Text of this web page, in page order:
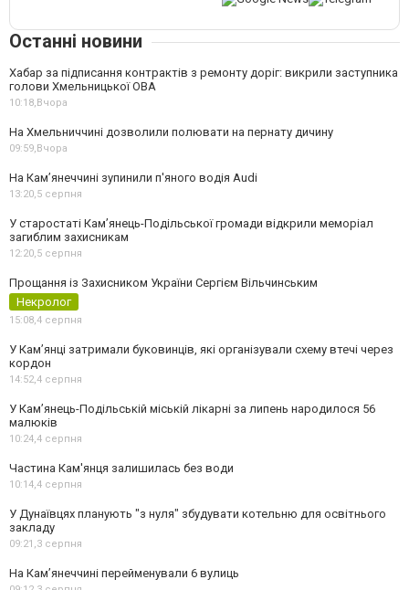
Останні новини
Хабар за підписання контрактів з ремонту доріг: викрили заступника
голови Хмельницької ОВА
10:18,Вчора
На Хмельниччині дозволили полювати на пернату дичину
09:59,Вчора
На Камʼянеччині зупинили п'яного водія Audi
13:20,5 серпня
У старостаті Кам’янець-Подільської громади відкрили меморіал
загиблим захисникам
12:20,5 серпня
Прощання із Захисником України Сергієм Вільчинським
Некролог
15:08,4 серпня
У Кам’янці затримали буковинців, які організували схему втечі через
кордон
14:52,4 серпня
У Кам’янець-Подільській міській лікарні за липень народилося 56
малюків
10:24,4 серпня
Частина Кам'янця залишилась без води
10:14,4 серпня
У Дунаївцях планують "з нуля" збудувати котельню для освітнього
закладу
09:21,3 серпня
На Камʼянеччині перейменували 6 вулиць